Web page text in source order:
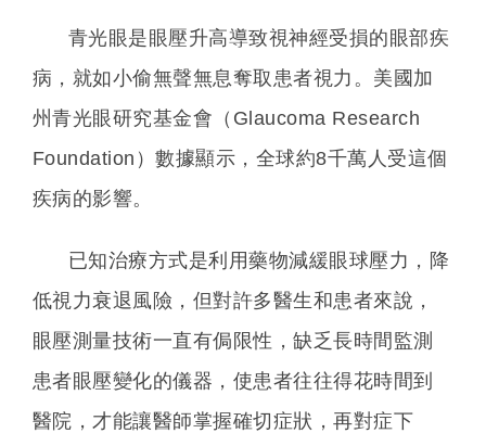
青光眼是眼壓升高導致視神經受損的眼部疾
病，就如小偷無聲無息奪取患者視力。美國加
州青光眼研究基金會（Glaucoma Research
Foundation）數據顯示，全球約8千萬人受這個
疾病的影響。
已知治療方式是利用藥物減緩眼球壓力，降
低視力衰退風險，但對許多醫生和患者來說，
眼壓測量技術一直有侷限性，缺乏長時間監測
患者眼壓變化的儀器，使患者往往得花時間到
醫院，才能讓醫師掌握確切症狀，再對症下